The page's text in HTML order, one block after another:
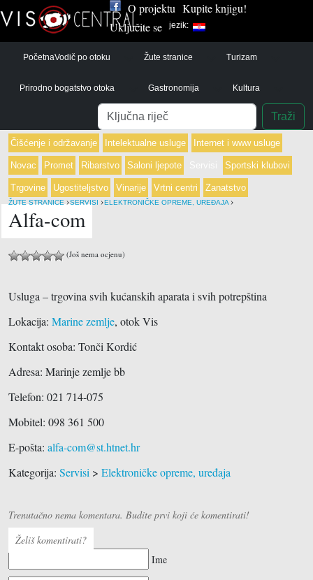
O projektu Kupite knjigu!
Uključite se
jezik:
PočetnaVodič po otoku Žute stranice Turizam
Prirodno bogatstvo otoka Gastronomija Kultura
Pretraga
Traži
Čišćenje i održavanje Intelektualne usluge Internet i www usluge
Novac Promet Ribarstvo Saloni ljepote Sportski klubovi
Trgovine Ugostiteljstvo Vinarije Vrtni centri Zanatstvo
ŽUTE STRANICE ›SERVISI ›ELEKTRONIČKE OPREME, UREĐAJA ›
Alfa-com
(Još nema ocjenu)
Usluga – trgovina svih kućanskih aparata i svih potrepština
Lokacija: Marine zemlje, otok Vis
Kontakt osoba: Tonči Kordić
Adresa: Marinje zemlje bb
Telefon: 021 714-075
Mobitel: 098 361 500
E-pošta: alfa-com@st.htnet.hr
Kategorija: Servisi > Elektroničke opreme, uređaja
Trenutačno nema komentara. Budite prvi koji će komentirati!
Želiš komentirati?
Ime